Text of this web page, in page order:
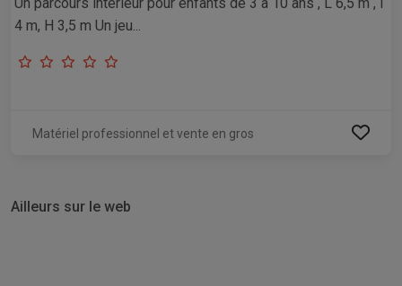
4 m, H 3,5 m Un jeu...
Matériel professionnel et vente en gros
Ailleurs sur le web